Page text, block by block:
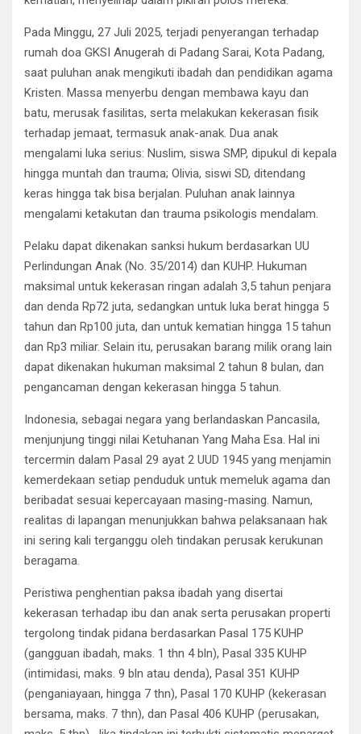
Pada Minggu, 27 Juli 2025, terjadi penyerangan terhadap
rumah doa GKSI Anugerah di Padang Sarai, Kota Padang,
saat puluhan anak mengikuti ibadah dan pendidikan agama
Kristen. Massa menyerbu dengan membawa kayu dan
batu, merusak fasilitas, serta melakukan kekerasan fisik
terhadap jemaat, termasuk anak-anak. Dua anak
mengalami luka serius: Nuslim, siswa SMP, dipukul di kepala
hingga muntah dan trauma; Olivia, siswi SD, ditendang
keras hingga tak bisa berjalan. Puluhan anak lainnya
mengalami ketakutan dan trauma psikologis mendalam.
Pelaku dapat dikenakan sanksi hukum berdasarkan UU
Perlindungan Anak (No. 35/2014) dan KUHP. Hukuman
maksimal untuk kekerasan ringan adalah 3,5 tahun penjara
dan denda Rp72 juta, sedangkan untuk luka berat hingga 5
tahun dan Rp100 juta, dan untuk kematian hingga 15 tahun
dan Rp3 miliar. Selain itu, perusakan barang milik orang lain
dapat dikenakan hukuman maksimal 2 tahun 8 bulan, dan
pengancaman dengan kekerasan hingga 5 tahun.
Indonesia, sebagai negara yang berlandaskan Pancasila,
menjunjung tinggi nilai Ketuhanan Yang Maha Esa. Hal ini
tercermin dalam Pasal 29 ayat 2 UUD 1945 yang menjamin
kemerdekaan setiap penduduk untuk memeluk agama dan
beribadat sesuai kepercayaan masing-masing. Namun,
realitas di lapangan menunjukkan bahwa pelaksanaan hak
ini sering kali terganggu oleh tindakan perusak kerukunan
beragama.
Peristiwa penghentian paksa ibadah yang disertai
kekerasan terhadap ibu dan anak serta perusakan properti
tergolong tindak pidana berdasarkan Pasal 175 KUHP
(gangguan ibadah, maks. 1 thn 4 bln), Pasal 335 KUHP
(intimidasi, maks. 9 bln atau denda), Pasal 351 KUHP
(penganiayaan, hingga 7 thn), Pasal 170 KUHP (kekerasan
bersama, maks. 7 thn), dan Pasal 406 KUHP (perusakan,